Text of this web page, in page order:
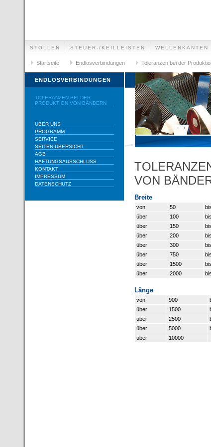
STOLLEN STEUER-/KEILLEISTEN WELLENKANTEN
Startseite Endlosverbindungen Toleranzen bei der
ENDLOSVERBINDUNGEN
TOLERANZEN BEI DER
PRODUKTION VON BÄNDERN
ÜBER UNS
PROGRAMM
SERVICE
SEITEN-ÜBERSICHT
AGB
HAFTUNGSAUSSCHLUSS
KONTAKT
IMPRESSUM
DATENSCHUTZ
VON
Breite
von 50 bis
über
100 bis
über
150 bis
über
200 bis
über
300 bis
über
750 bis
über
1500 bis
über
2000 bis
Länge
von 900
über
1500
über
2500
über
5000
über
10000